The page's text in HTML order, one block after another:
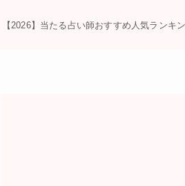
【2026】当たる占い師おすすめ人気ランキ